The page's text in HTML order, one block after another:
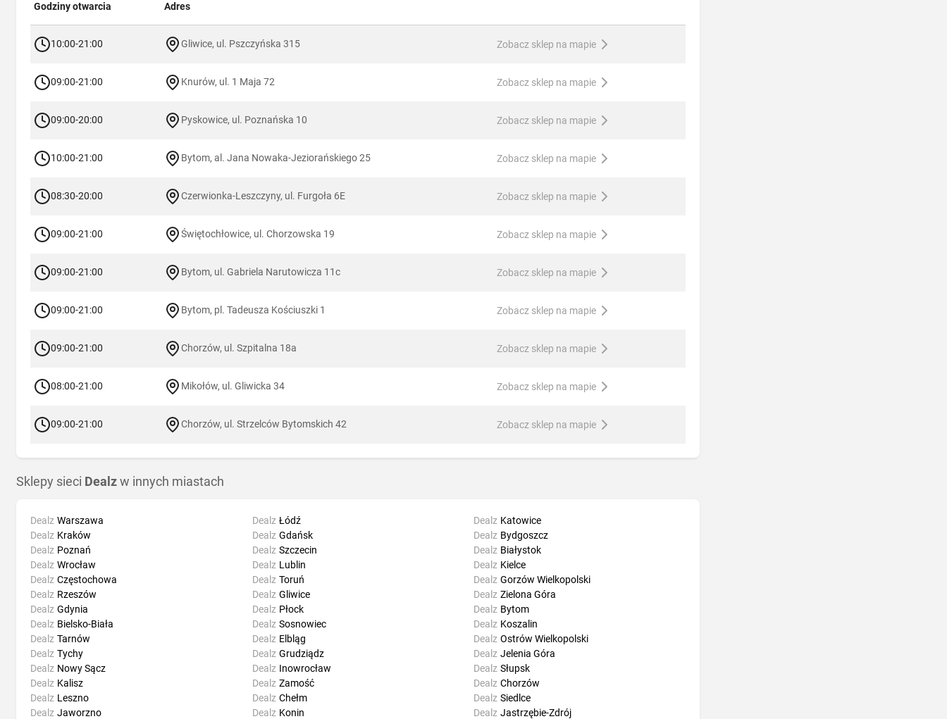
Godziny otwarcia Adres
10:00-21:00 Gliwice, ul. Pszczyńska 315 Zobacz sklep na mapie
09:00-21:00 Knurów, ul. 1 Maja 72 Zobacz sklep na mapie
09:00-20:00 Pyskowice, ul. Poznańska 10 Zobacz sklep na mapie
10:00-21:00 Bytom, al. Jana Nowaka-Jeziorańskiego 25 Zobacz sklep na mapie
08:30-20:00 Czerwionka-Leszczyny, ul. Furgoła 6E Zobacz sklep na mapie
09:00-21:00 Świętochłowice, ul. Chorzowska 19 Zobacz sklep na mapie
09:00-21:00 Bytom, ul. Gabriela Narutowicza 11c Zobacz sklep na mapie
09:00-21:00 Bytom, pl. Tadeusza Kościuszki 1 Zobacz sklep na mapie
09:00-21:00 Chorzów, ul. Szpitalna 18a Zobacz sklep na mapie
08:00-21:00 Mikołów, ul. Gliwicka 34 Zobacz sklep na mapie
09:00-21:00 Chorzów, ul. Strzelców Bytomskich 42 Zobacz sklep na mapie
Sklepy sieci Dealz w innych miastach
Dealz Warszawa
Dealz Kraków
Dealz Poznań
Dealz Wrocław
Dealz Łódź
Dealz Gdańsk
Dealz Szczecin
Dealz Lublin
Dealz Katowice
Dealz Bydgoszcz
Dealz Białystok
Dealz Kielce
Dealz Częstochowa
Dealz Rzeszów
Dealz Gdynia
Dealz Bielsko-Biała
Dealz Toruń
Dealz Gliwice
Dealz Płock
Dealz Sosnowiec
Dealz Gorzów Wielkopolski
Dealz Zielona Góra
Dealz Bytom
Dealz Koszalin
Dealz Tarnów
Dealz Tychy
Dealz Nowy Sącz
Dealz Kalisz
Dealz Elbląg
Dealz Grudziądz
Dealz Inowrocław
Dealz Zamość
Dealz Ostrów Wielkopolski
Dealz Jelenia Góra
Dealz Słupsk
Dealz Chorzów
Dealz Leszno
Dealz Jaworzno
Dealz Chełm
Dealz Konin
Dealz Siedlce
Dealz Jastrzębie-Zdrój